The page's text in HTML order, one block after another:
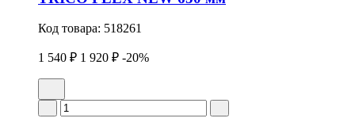
Код товара: 518261
1 540 ₽ 1 920 ₽ -20%